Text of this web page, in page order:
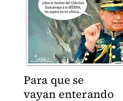
Para que se
vayan enterando